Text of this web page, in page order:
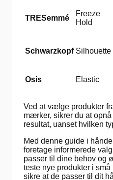
TRESemmé
Freeze
Hold
Schwarzkopf Silhouette
Osis Elastic
Ved at vælge produkter
mærker, sikrer du at
resultat, uanset hvilken
Med denne guide i
foretage informerede
passer til dine behov og
teste nye produkter i
sikre at de passer til dit